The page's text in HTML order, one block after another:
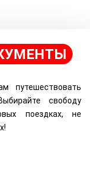
путешествовать
свободу
поездках, не